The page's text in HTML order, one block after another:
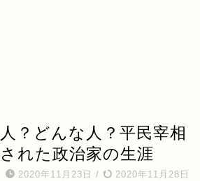
？どんな人？平民宰相
れた政治家の生涯
2020年11月23日 / 2020年11月28日